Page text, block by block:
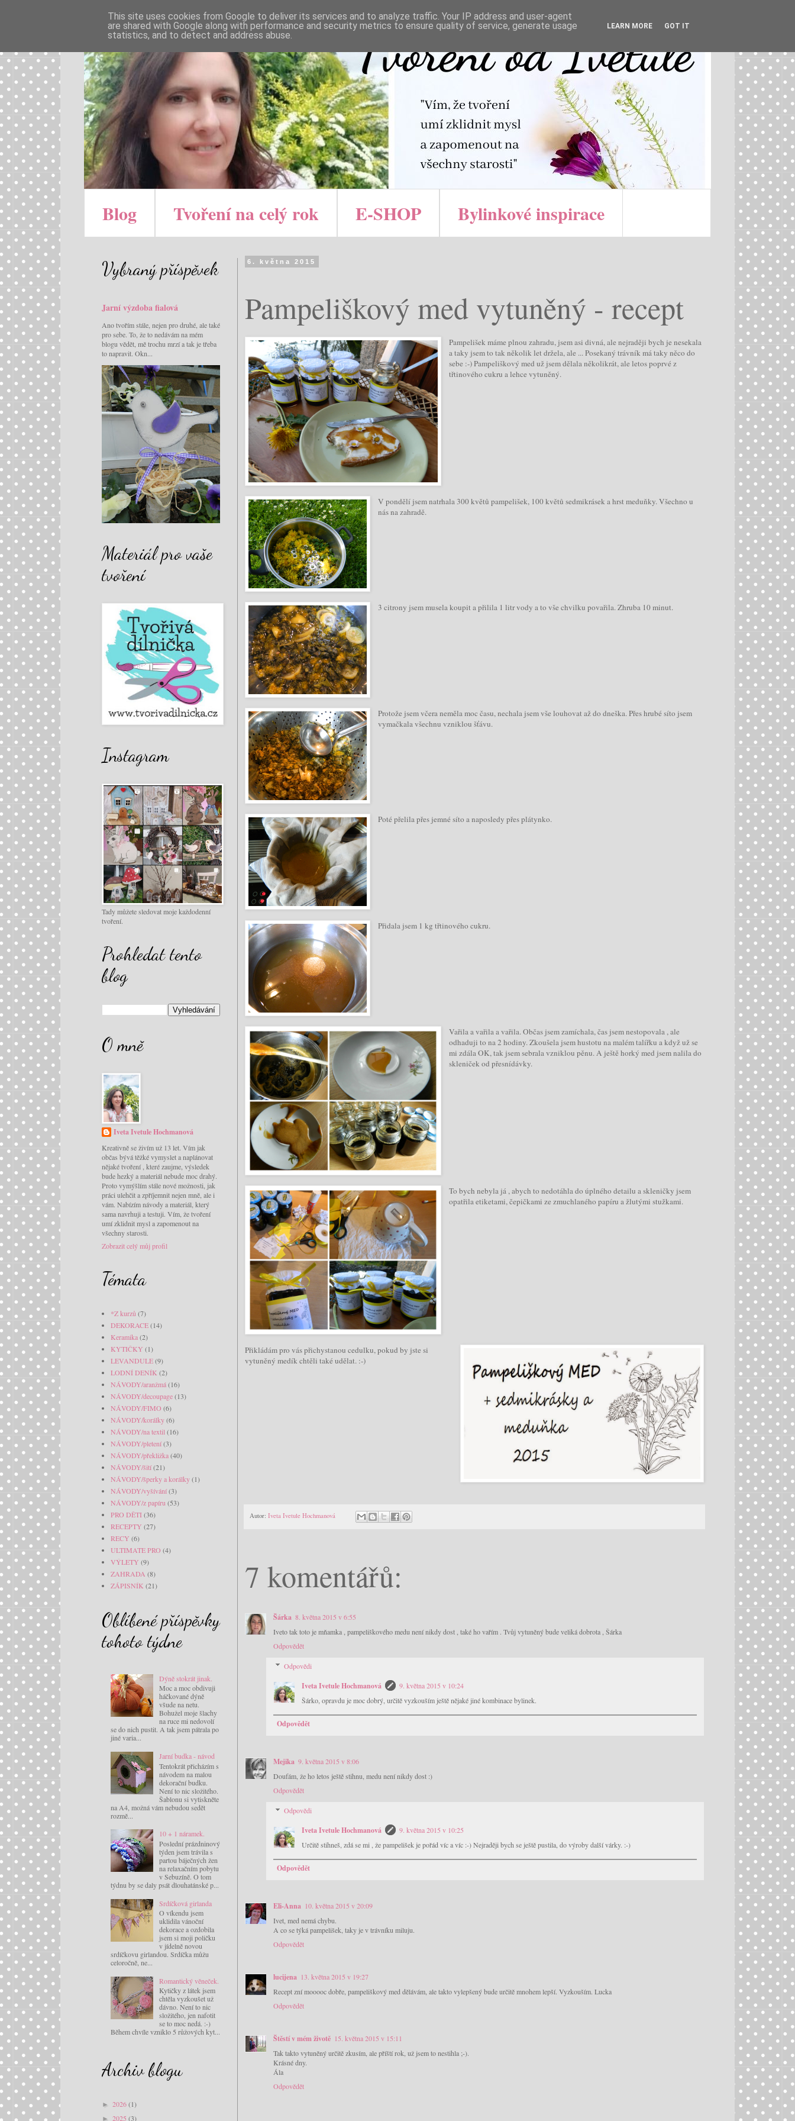
Blog Tvoření na celý rok E-SHOP Bylinkové inspirace
6. května 2015
Pampeliškový med vytuněný - recept
Pampelišek máme plnou zahradu, jsem asi divná, ale nejraději bych je nesekala
a taky jsem to tak několik let držela, ale ... Posekaný trávník má taky něco do
sebe :-) Pampeliškový med už jsem dělala několikrát, ale letos poprvé z
třtinového cukru a lehce vytuněný.
V pondělí jsem natrhala 300 květů pampelišek, 100 květů sedmikrásek a hrst meduňky. Všechno u
nás na zahradě.
3 citrony jsem musela koupit a přilila 1 litr vody a to vše chvilku povařila. Zhruba 10 minut.
Protože jsem včera neměla moc času, nechala jsem vše louhovat až do dneška. Přes hrubé síto jsem
vymačkala všechnu vzniklou šťávu.
Poté přelila přes jemné síto a naposledy přes plátynko.
Přidala jsem 1 kg třtinového cukru.
Vařila a vařila a vařila. Občas jsem zamíchala, čas jsem nestopovala , ale
odhaduji to na 2 hodiny. Zkoušela jsem hustotu na malém talířku a když už se
mi zdála OK, tak jsem sebrala vzniklou pěnu. A ještě horký med jsem nalila do
skleniček od přesnídávky.
To bych nebyla já , abych to nedotáhla do úplného detailu a skleničky jsem
opatřila etiketami, čepičkami ze zmuchlaného papíru a žlutými stužkami.
Přikládám pro vás přichystanou cedulku, pokud by jste si
vytuněný medík chtěli také udělat. :-)
Autor: Iveta Ivetule Hochmanová
7 komentářů:
Šárka 8. května 2015 v 6:55
Iveto tak toto je mňamka , pampeliškového medu není nikdy dost , také ho vařím . Tvůj vytuněný bude veliká dobrota , Šárka
Odpovědět
Odpovědi
Iveta Ivetule Hochmanová
9. května 2015 v 10:24
Šárko, opravdu je moc dobrý, určitě vyzkouším ještě nějaké jiné kombinace bylinek.
Odpovědět
Mejika 9. května 2015 v 8:06
Doufám, že ho letos ještě stihnu, medu není nikdy dost :)
Odpovědět
Odpovědi
Iveta Ivetule Hochmanová
9. května 2015 v 10:25
Určitě stihneš, zdá se mi , že pampelišek je pořád víc a víc :-) Nejraději bych se ještě pustila, do výroby další várky. :-)
Odpovědět
Eli-Anna 10. května 2015 v 20:09
Ivet, med nemá chybu.
A co se týká pampelišek, taky je v trávníku miluju.
Odpovědět
lucijena 13. května 2015 v 19:27
Recept zní mooooc dobře, pampeliškový med dělávám, ale takto vylepšený bude určitě mnohem lepší. Vyzkouším. Lucka
Odpovědět
Štěstí v mém životě 15. května 2015 v 15:11
Tak takto vytuněný určitě zkusím, ale příští rok, už jsem to nestihla ;-).
Krásné dny.
Ála
Odpovědět
Vybraný příspěvek
Jarní výzdoba fialová
Ano tvořím stále, nejen pro druhé, ale také
pro sebe. To, že to nedávám na mém
blogu vědět, mě trochu mrzí a tak je třeba
to napravit. Okn...
Materiál pro vaše
tvoření
Instagram
Tady můžete sledovat moje každodenní
tvoření.
Prohledat tento
blog
O mně
Iveta Ivetule Hochmanová
Kreativně se živím už 13 let. Vím jak
občas bývá těžké vymyslet a naplánovat
nějaké tvoření , které zaujme, výsledek
bude hezký a materiál nebude moc drahý.
Proto vymýšlím stále nové možnosti, jak
práci ulehčit a zpříjemnit nejen mně, ale i
vám. Nabízím návody a materiál, který
sama navrhuji a testuji. Vím, že tvoření
umí zklidnit mysl a zapomenout na
všechny starosti.
Zobrazit celý můj profil
Témata
*Z kurzů (7)
DEKORACE(14)
Keramika(2)
KYTIČKY (1)
LEVANDULE(9)
LODNÍ DENÍK (2)
NÁVODY/aranžmá(16)
NÁVODY/decoupage(13)
NÁVODY/FIMO (6)
NÁVODY/korálky(6)
NÁVODY/na textil (16)
NÁVODY/pletení(3)
NÁVODY/překližka(40)
NÁVODY/šití(21)
NÁVODY/šperky a korálky(1)
NÁVODY/vyšívání(3)
NÁVODY/z papíru (53)
PRO DĚTI(36)
RECEPTY (27)
RECY (6)
ULTIMATE PRO (4)
VÝLETY (9)
ZAHRADA (8)
ZÁPISNÍK (21)
Oblíbené příspěvky
tohoto týdne
Dýně stokrát jinak.
Moc a moc obdivuji
háčkované dýně
všude na netu.
Bohužel moje šlachy
na ruce mi nedovolí
se do nich pustit. A tak jsem pátrala po
jiné varia...
Jarní budka - návod
Tentokrát přicházím s
návodem na malou
dekorační budku.
Není to nic složitého.
Šablonu si vytiskněte
na A4, možná vám nebudou sedět
rozmě...
10 + 1 náramek.
Poslední prázdninový
týden jsem trávila s
partou báječných žen
na relaxačním pobytu
v Sebuzíně. O tom
týdnu by se daly psát dlouhatánské p...
Srdíčková girlanda
O víkendu jsem
uklidila vánoční
dekorace a ozdobila
jsem si moji poličku
v jídelně novou
srdíčkovu girlandou. Srdíčka můžu
celoročně, ne...
Romantický věneček.
Kytičky z látek jsem
chtěla vyzkoušet už
dávno. Není to nic
složitého, jen nafotit
se to moc nedá. :-)
Během chvíle vzniklo 5 růžových kyt...
Archiv blogu
► 2026(1)
► 2025 (3)
This site uses cookies from Google to deliver its services and to analyze traffic. Your IP address and user-agent
are shared with Google along with performance and security metrics to ensure quality of service, generate usage
statistics, and to detect and address abuse.
LEARN MORE GOT IT